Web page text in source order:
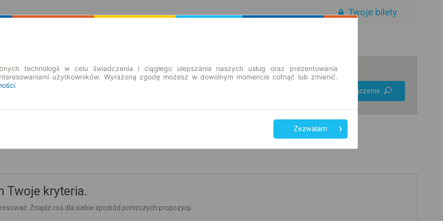
Twoje bilety
Znajdź połączenie
Twoje kryteria.
Znajdź coś dla siebie spośród poniższych propozycji.
technologii w celu świadczenia i ciągłego ulepszania naszych usług oraz prezentowania
użytkowników. Wyrażoną zgodę możesz w dowolnym momencie cofnąć lub zmienić.
.
Zezwalam